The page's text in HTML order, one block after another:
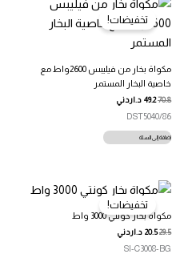
تخفيضات!
مكواة بخار من فيليبس 2600واط مع
خاصية البخار المستمر
70.8
49.2 د.اردني
DST5040/86
إضافة إلى السلة
تخفيضات!
مكواة بخار كونتي 3000 واط
29.5
20.5 د.اردني
SI-C3008-BG